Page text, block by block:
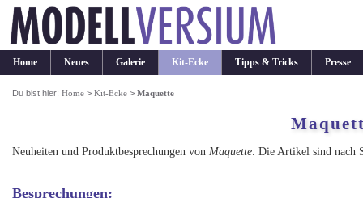
Home Neues Galerie Kit-Ecke Tipps & Tricks Presse
Du bist hier:Home >Kit-Ecke >Maquette
Neuheiten und Produktbesprechungen vonMaquette. Die Artikel sind nach
Besprechungen: